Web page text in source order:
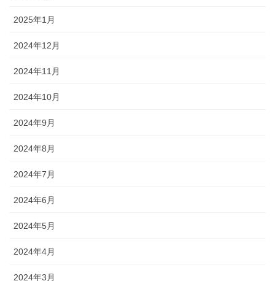
2025年1月
2024年12月
2024年11月
2024年10月
2024年9月
2024年8月
2024年7月
2024年6月
2024年5月
2024年4月
2024年3月